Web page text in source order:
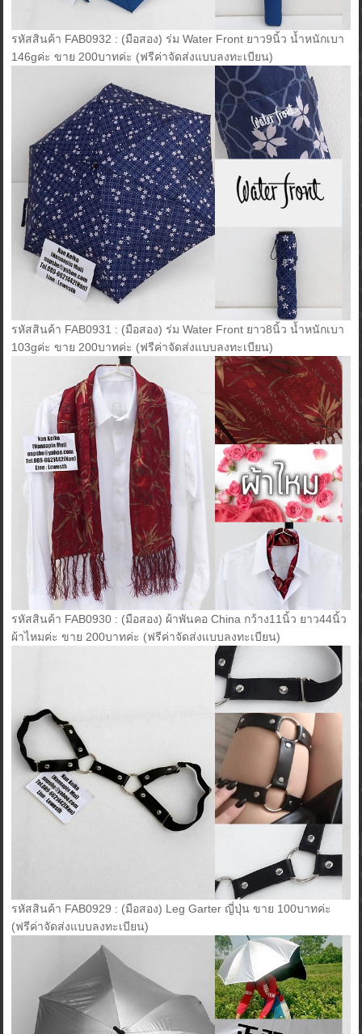
รหัสสินค้า FAB0932 : (มือสอง) ร่ม Water Front ยาว9นิ้ว น้ำหนักเบา
146gค่ะ ขาย 200บาทค่ะ (ฟรีค่าจัดส่งแบบลงทะเบียน)
รหัสสินค้า FAB0931 : (มือสอง) ร่ม Water Front ยาว8นิ้ว น้ำหนักเบา
103gค่ะ ขาย 200บาทค่ะ (ฟรีค่าจัดส่งแบบลงทะเบียน)
รหัสสินค้า FAB0930 : (มือสอง) ผ้าพันคอ China กว้าง11นิ้ว ยาว44นิ้ว
ผ้าไหมค่ะ ขาย 200บาทค่ะ (ฟรีค่าจัดส่งแบบลงทะเบียน)
รหัสสินค้า FAB0929 : (มือสอง) Leg Garter ญี่ปุ่น ขาย 100บาทค่ะ
(ฟรีค่าจัดส่งแบบลงทะเบียน)